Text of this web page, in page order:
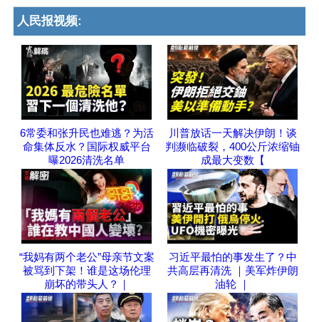
人民报视频:
6常委和张升民也难逃？为活
命集体反水？国际权威平台
曝2026清洗名单
川普放话一天解决伊朗！谈
判濒临破裂，400公斤浓缩铀
成最大变数【
“我妈有两个老公”母亲节文案
被骂到下架！谁是这场伦理
崩坏的带头人？｜
习近平最怕的事发生了？中
共高层再清洗 ｜美军炸伊朗
油轮 ｜